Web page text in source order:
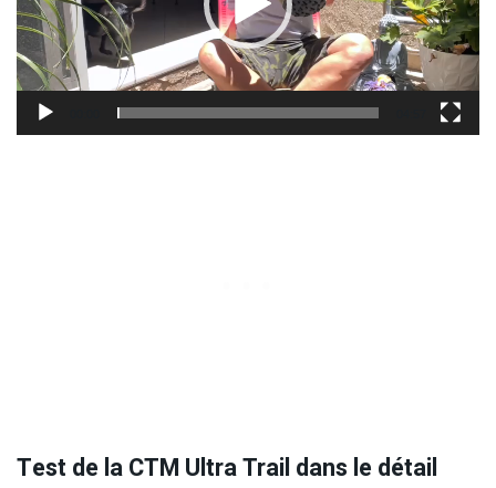
Test de la CTM Ultra Trail dans le détail